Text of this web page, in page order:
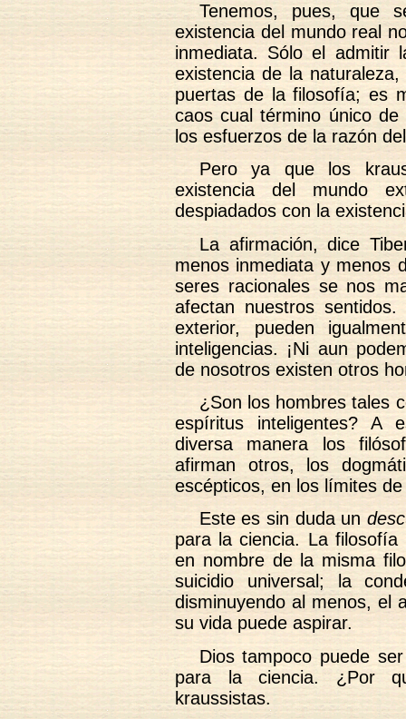
Tenemos, pues, que
existencia del mundo real
inmediata. Sólo el admitir
existencia de la
puertas de la filosofía; es
caos cual término único
los esfuerzos de la razón
Pero ya que los
existencia del mundo
despiadados con la
La afirmación, dice
menos inmediata y menos
seres racionales se nos
afectan nuestros
exterior, pueden
inteligencias. ¡Ni aun
de nosotros existen otros
¿Son los hombres tales
espíritus inteligentes? A
diversa manera los
afirman otros, los
escépticos, en los límites
Este es sin duda un
para la ciencia. La
en nombre de la misma
suicidio universal; la
disminuyendo al menos, el
su vida puede aspirar.
Dios tampoco puede
para la ciencia. ¿Por
kraussistas.